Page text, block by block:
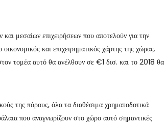
και μεσαίων επιχειρήσεων που αποτελούν για την
και επιχειρηματικός χάρτης της χώρας.
τομέα αυτό θα ανέλθουν σε €1 δισ. και το 2018 θα
της πόρους, όλα τα διαθέσιμα χρηματοδοτικά
που αναγνωρίζουν στο χώρο αυτό σημαντικές